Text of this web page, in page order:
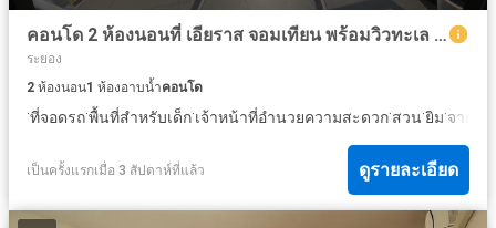
คอนโด 2 ห้องนอนที่ เอียราส จอมเทียน พร้อมวิวทะเล - ติดชายหาด
ระยอง
2 ห้องนอน1 ห้องอาบน้ำคอนโด
·ที่จอดรถ·พื้นที่สำหรับเด็ก·เจ้าหน้าที่อำนวยความสะดวก·สวน·ยิม·จากุซซี่
เป็นครั้งแรกเมื่อ 3 สัปดาห์ที่แล้ว ดูรายละเอียด